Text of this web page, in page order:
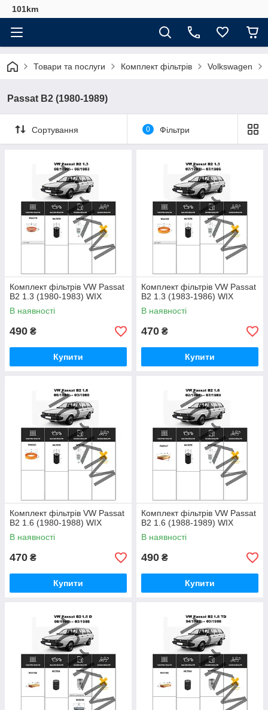
101km
Товари та послуги Комплект фільтрів Volkswagen
Passat B2 (1980-1989)
Сортування 0 Фільтри
Комплект фільтрів VW Passat
B2 1.3 (1980-1983) WIX
В наявності
490 ₴
Купити
Комплект фільтрів VW Passat
B2 1.3 (1983-1986) WIX
В наявності
470 ₴
Купити
Комплект фільтрів VW Passat
B2 1.6 (1980-1988) WIX
В наявності
470 ₴
Купити
Комплект фільтрів VW Passat
B2 1.6 (1988-1989) WIX
В наявності
490 ₴
Купити